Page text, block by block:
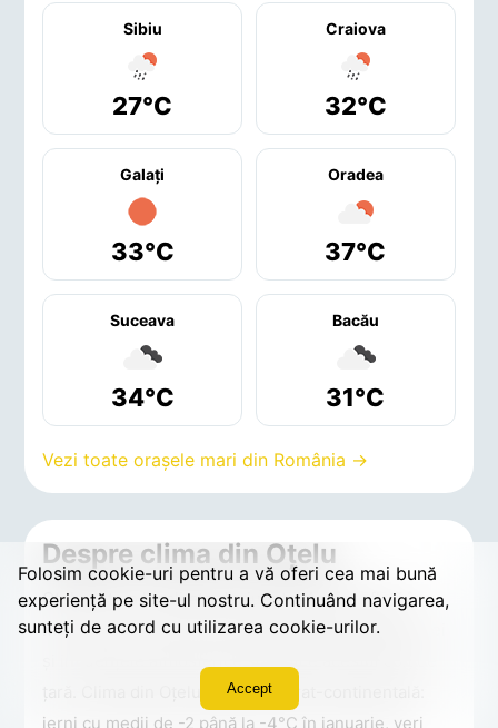
Sibiu
27°C
Craiova
32°C
Galaţi
33°C
Oradea
37°C
Suceava
34°C
Bacău
31°C
Vezi toate orașele mari din România →
Despre clima din Oţelu
Oţelu este o localitate din județul Arges, aflată în
Muntenia, unde clima reflectă particularitățile zonei
țară. Clima din Oţelu este temperat-continentală:
ierni cu medii de -2 până la -4°C în ianuarie, veri
Folosim cookie-uri pentru a vă oferi cea mai bună
experiență pe site-ul nostru. Continuând navigarea,
sunteți de acord cu utilizarea cookie-urilor.
Accept